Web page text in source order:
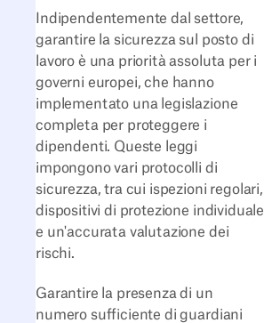
Indipendentemente dal settore,
garantire la sicurezza sul posto di
lavoro è una priorità assoluta per i
governi europei, che hanno
implementato una legislazione
completa per proteggere i
dipendenti. Queste leggi
impongono vari protocolli di
sicurezza, tra cui ispezioni regolari,
dispositivi di protezione individuale
e un'accurata valutazione dei
rischi.
Garantire la presenza di un
numero sufficiente di guardiani